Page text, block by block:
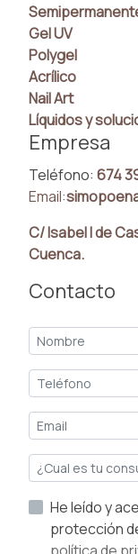
Gel UV
Polygel
Acrílico
Nail Art
Líquidos y
Empresa
Teléfono: 674
Email:
C/ Isabel I de
Cuenca.
Contacto
He leído y acepto la información